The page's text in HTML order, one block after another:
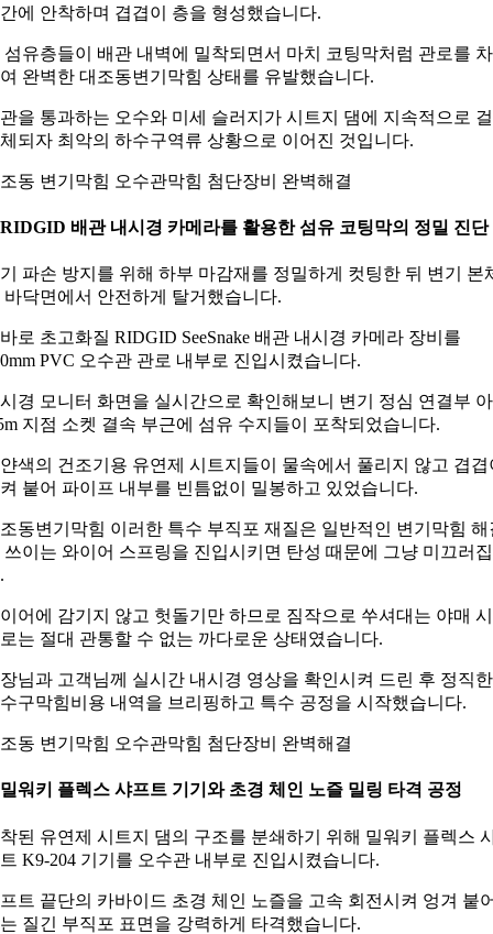
에 안착하며 겹겹이 층을 형성했습니다.
섬유층들이 배관 내벽에 밀착되면서 마치 코팅막처럼 관로를
완벽한 대조동변기막힘 상태를 유발했습니다.
을 통과하는 오수와 미세 슬러지가 시트지 댐에 지속적으로
되자 최악의 하수구역류 상황으로 이어진 것입니다.
동 변기막힘 오수관막힘 첨단장비 완벽해결
배관 내시경 카메라를 활용한 섬유 코팅막의 정밀 진단
파손 방지를 위해 하부 마감재를 정밀하게 컷팅한 뒤 변기 본
바닥면에서 안전하게 탈거했습니다.
로 초고화질 RIDGID SeeSnake 배관 내시경 카메라 장비를
PVC 오수관 관로 내부로 진입시켰습니다.
경 모니터 화면을 실시간으로 확인해보니 변기 정심 연결부
지점 소켓 결속 부근에 섬유 수지들이 포착되었습니다.
색의 건조기용 유연제 시트지들이 물속에서 풀리지 않고 겹겹
붙어 파이프 내부를 빈틈없이 밀봉하고 있었습니다.
동변기막힘 이러한 특수 부직포 재질은 일반적인 변기막힘 해
쓰이는 와이어 스프링을 진입시키면 탄성 때문에 그냥 미끄러
어에 감기지 않고 헛돌기만 하므로 짐작으로 쑤셔대는 야매
는 절대 관통할 수 없는 까다로운 상태였습니다.
님과 고객님께 실시간 내시경 영상을 확인시켜 드린 후 정직한
구막힘비용 내역을 브리핑하고 특수 공정을 시작했습니다.
동 변기막힘 오수관막힘 첨단장비 완벽해결
워키 플렉스 샤프트 기기와 초경 체인 노즐 밀링 타격 공정
된 유연제 시트지 댐의 구조를 분쇄하기 위해 밀워키 플렉스
K9-204 기기를 오수관 내부로 진입시켰습니다.
트 끝단의 카바이드 초경 체인 노즐을 고속 회전시켜 엉겨 붙
질긴 부직포 표면을 강력하게 타격했습니다.